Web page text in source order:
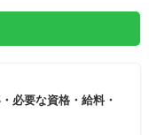
必要な資格・給料・